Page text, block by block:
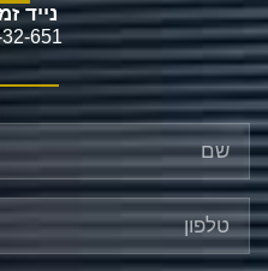
נייד
651